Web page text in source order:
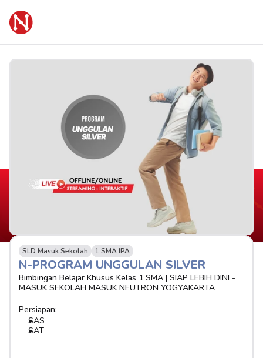
SLD Masuk Sekolah 1 SMA IPA
N-PROGRAM UNGGULAN SILVER
Bimbingan Belajar Khusus Kelas 1 SMA | SIAP LEBIH DINI -
MASUK SEKOLAH MASUK NEUTRON YOGYAKARTA
Persiapan:
SAS
SAT